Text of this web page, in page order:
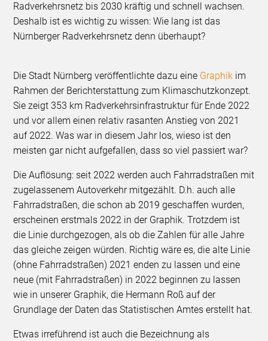
Radverkehrsnetz bis 2030 kräftig und schnell wachsen.
Deshalb ist es wichtig zu wissen: Wie lang ist das
Nürnberger Radverkehrsnetz denn überhaupt?
Die Stadt Nürnberg veröffentlichte dazu eine Graphik im
Rahmen der Berichterstattung zum Klimaschutzkonzept.
Sie zeigt 353 km Radverkehrsinfrastruktur für Ende 2022
und vor allem einen relativ rasanten Anstieg von 2021
auf 2022. Was war in diesem Jahr los, wieso ist den
meisten gar nicht aufgefallen, dass so viel passiert war?
Die Auflösung: seit 2022 werden auch Fahrradstraßen mit
zugelassenem Autoverkehr mitgezählt. D.h. auch alle
Fahrradstraßen, die schon ab 2019 geschaffen wurden,
erscheinen erstmals 2022 in der Graphik. Trotzdem ist
die Linie durchgezogen, als ob die Zahlen für alle Jahre
das gleiche zeigen würden. Richtig wäre es, die alte Linie
(ohne Fahrradstraßen) 2021 enden zu lassen und eine
neue (mit Fahrradstraßen) in 2022 beginnen zu lassen
wie in unserer Graphik, die Hermann Roß auf der
Grundlage der Daten das Statistischen Amtes erstellt hat.
Etwas irreführend ist auch die Bezeichnung als